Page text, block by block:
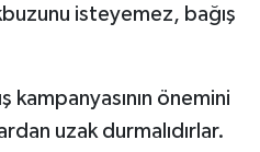
isteyemez, bağış
kampanyasının önemini
uzak durmalıdırlar.